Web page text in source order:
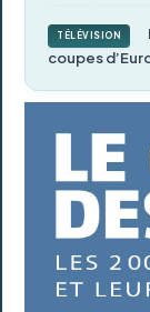
TÉLÉVISION
coupes